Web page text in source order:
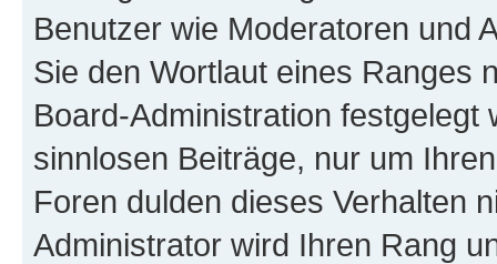
Benutzer wie Moderatoren und
Sie den Wortlaut eines Ranges
Board-Administration
sinnlosen Beiträge, nur um
Foren dulden dieses Verhalten
Administrator wird Ihren Rang